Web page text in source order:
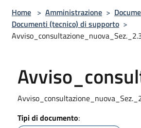
Home > Amministrazione >
Documenti (tecnico) di supporto >
Tipi di documento: